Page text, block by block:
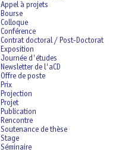
Appel à projets
Bourse
Colloque
Conférence
Contrat doctoral / Post-Doctorat
Exposition
Journée d'études
Newsletter de l'aCD
Offre de poste
Prix
Projection
Projet
Publication
Rencontre
Soutenance de thèse
Stage
Séminaire